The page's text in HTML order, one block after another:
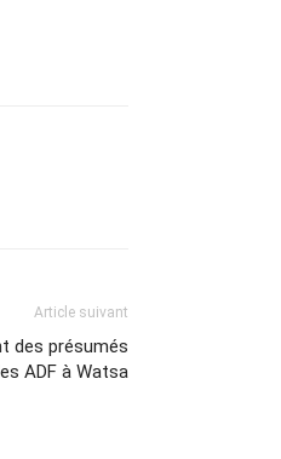
Article suivant
des présumés
ADF à Watsa